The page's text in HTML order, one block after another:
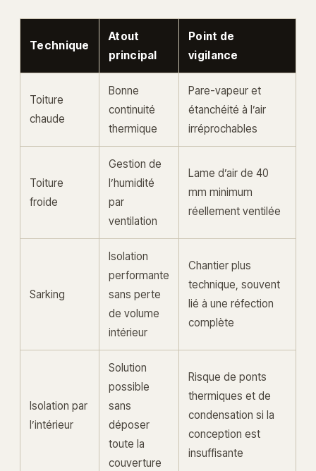
Technique
Atout
principal
Point de
vigilance
Toiture
chaude
Bonne
continuité
thermique
Pare-vapeur et
étanchéité à l’air
irréprochables
Toiture
froide
Gestion de
l’humidité
par
ventilation
Lame d’air de 40
mm minimum
réellement ventilée
Sarking
Isolation
performante
sans perte
de volume
intérieur
Chantier plus
technique, souvent
lié à une réfection
complète
Isolation par
l’intérieur
Solution
possible
sans
déposer
toute la
couverture
Risque de ponts
thermiques et de
condensation si la
conception est
insuffisante